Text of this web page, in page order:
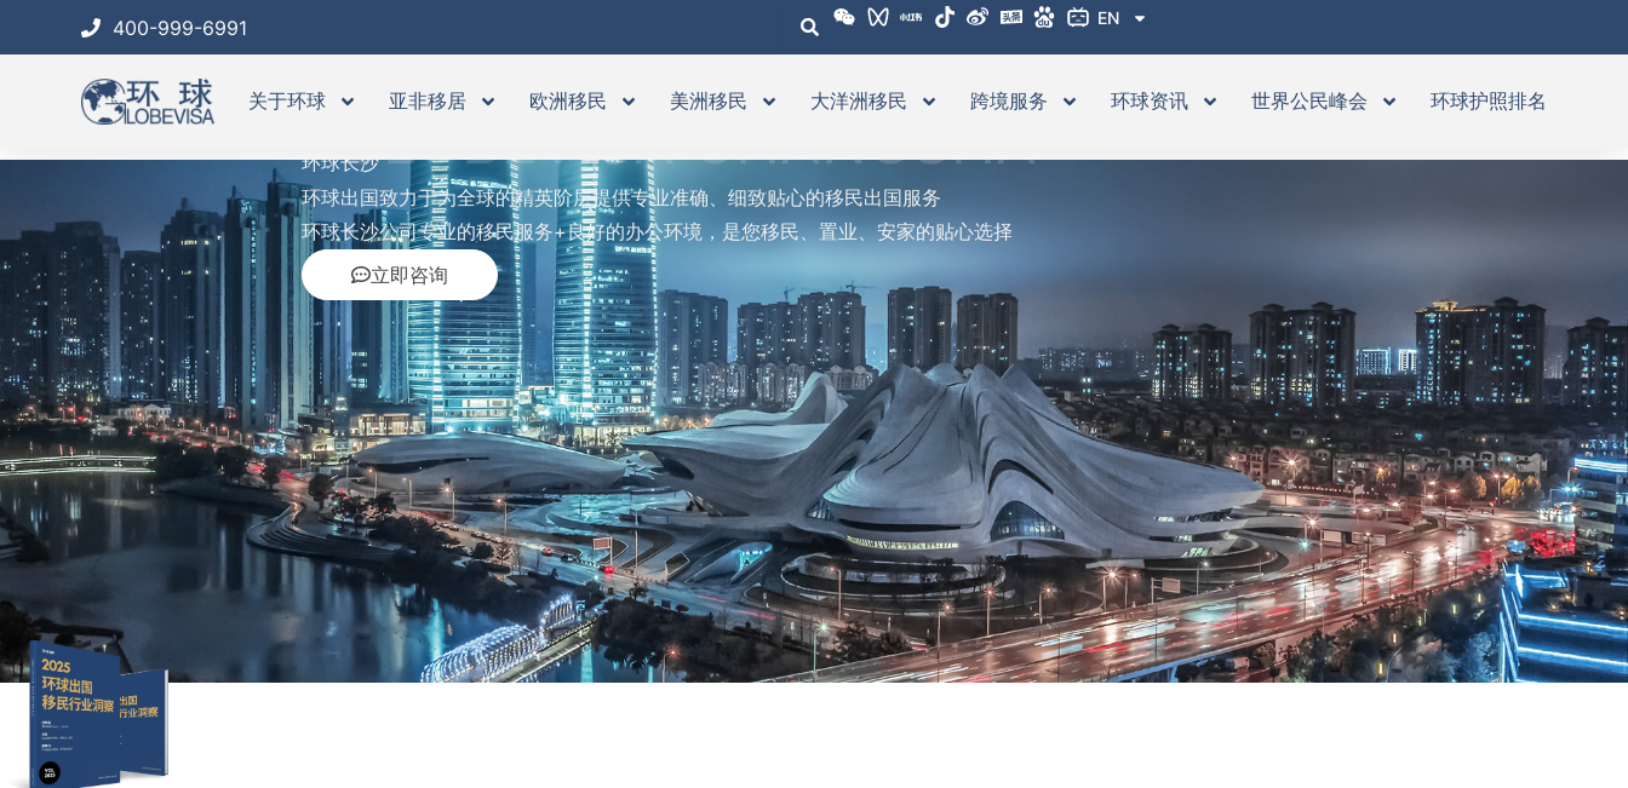
400-999-6991 EN
关于环球 亚非移居 欧洲移民 美洲移民 大洋洲移民 跨境服务 环球资讯 世界公民峰会 环球护照排名
环球长沙GLOBEVISA CHANGSHA
环球出国致力于为全球的精英阶层提供专业准确、细致贴心的移民出国服务
环球长沙公司专业的移民服务+良好的办公环境，是您移民、置业、安家的贴心选择
立即咨询